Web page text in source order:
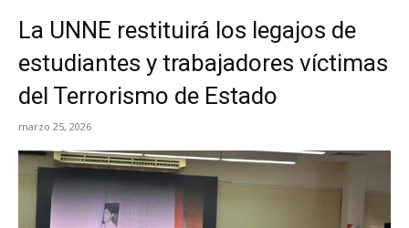
La UNNE restituirá los legajos de
estudiantes y trabajadores víctimas
del Terrorismo de Estado
marzo 25, 2026